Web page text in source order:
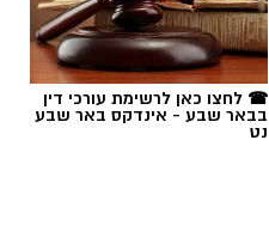
☎ לחצו כאן לרשימת עורכי דין
בבאר שבע - אינדקס באר שבע
נט